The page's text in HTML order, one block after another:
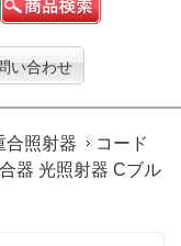
い合わせ
合照射器
コード
器 光照射器 Cブル